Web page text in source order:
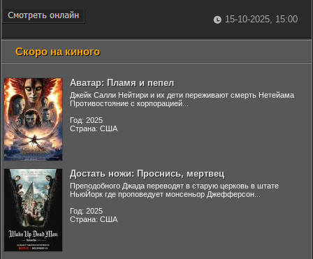
15-10-2025, 15:00
Скоро на киного
Аватар: Пламя и пепел
Джейк Салли Нейтири и их дети переживают смерть Нетейама
Противостояние с корпорацией...
Год: 2025
Страна: США
Достать ножи: Проснись, мертвец
Преподобного Джада переводят в старую церковь в штате
НьюЙорк где проповедует монсеньор Джефферсон...
Год: 2025
Страна: США